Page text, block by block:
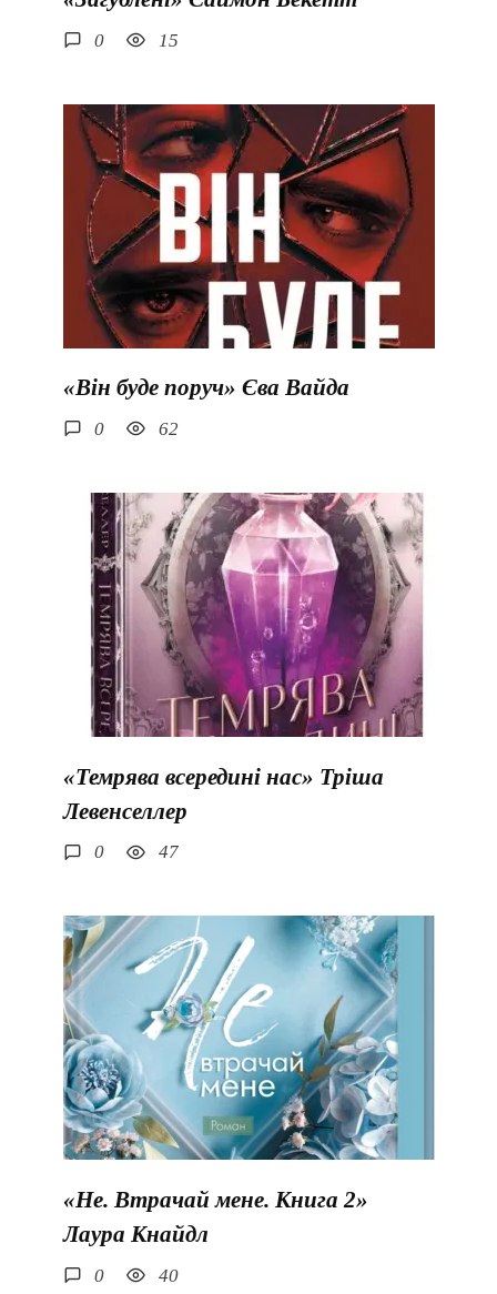
0 15
«Він буде поруч» Єва Вайда
0 62
«Темрява всередині нас» Тріша
Левенселлер
0 47
«Не. Втрачай мене. Книга 2»
Лаура Кнайдл
0 40